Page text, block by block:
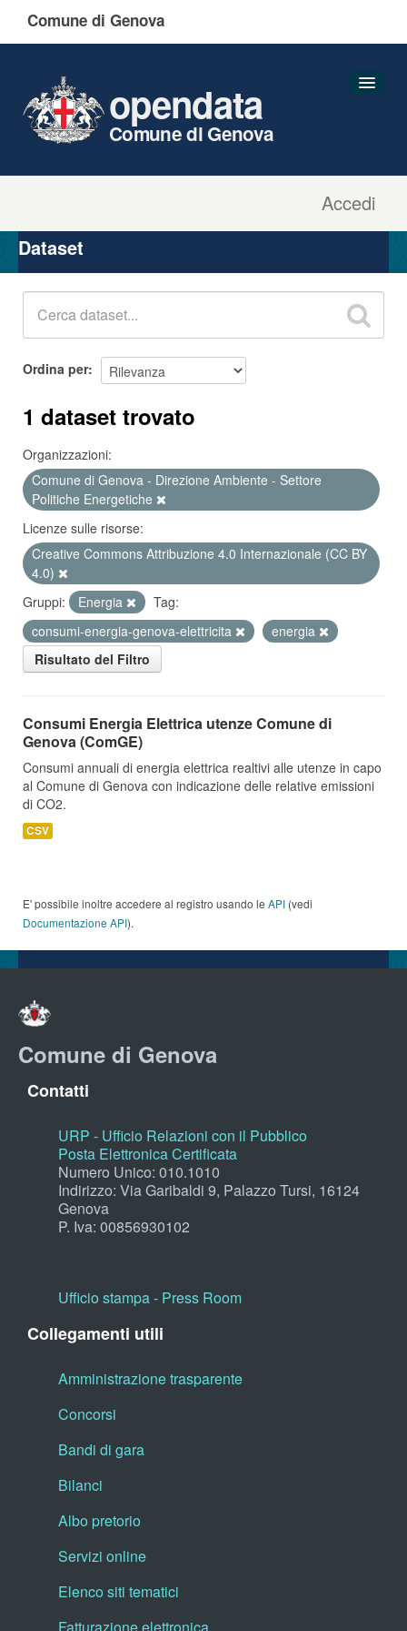
Comune di Genova
Accedi
opendata
Comune di Genova
Organizzazioni
Gruppi
Dataset
Ordina per
1 dataset trovato
Organizzazioni:
Comune di Genova - Direzione Ambiente - Settore
Politiche Energetiche
Licenze sulle risorse:
Creative Commons Attribuzione 4.0 Internazionale (CC BY
4.0)
Gruppi:
Energia
Tag:
consumi-energia-genova-elettricita
energia
Risultato del Filtro
Consumi Energia Elettrica utenze Comune di
Genova (ComGE)
Consumi annuali di energia elettrica realtivi alle utenze in capo
al Comune di Genova con indicazione delle relative emissioni
di CO2.
CSV
E' possibile inoltre accedere al registro usando le API (vedi
Documentazione API).
Comune di Genova
Contatti
URP - Ufficio Relazioni con il Pubblico
Posta Elettronica Certificata
Numero Unico: 010.1010
Indirizzo: Via Garibaldi 9, Palazzo Tursi, 16124
Genova
P. Iva: 00856930102
Ufficio stampa - Press Room
Collegamenti utili
Amministrazione trasparente
Concorsi
Bandi di gara
Bilanci
Albo pretorio
Servizi online
Elenco siti tematici